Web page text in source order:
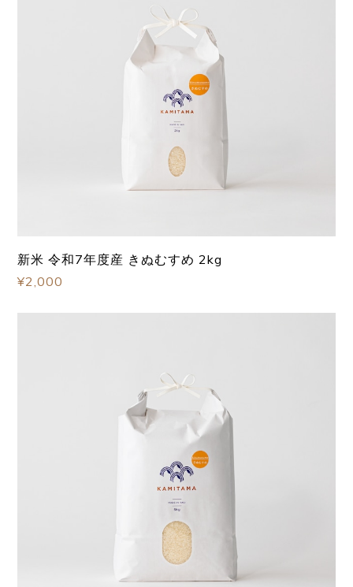
新米 令和7年度産 きぬむすめ 2kg
¥2,000